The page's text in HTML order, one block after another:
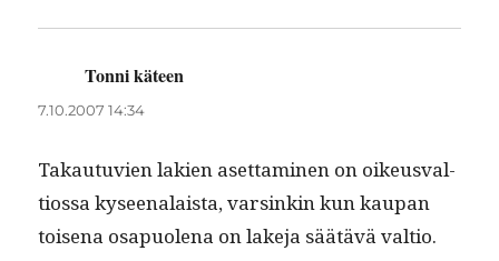
Tonni käteen
7.10.2007 14:34
Takau­tu­vien lakien aset­ta­mi­nen on oikeusval­
tios­sa kyseenalaista, varsinkin kun kau­pan
toise­na osa­puole­na on lake­ja säätävä valtio.